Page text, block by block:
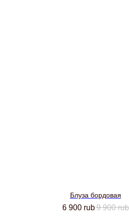
Блуза бордовая
6 900 rub9 900 rub